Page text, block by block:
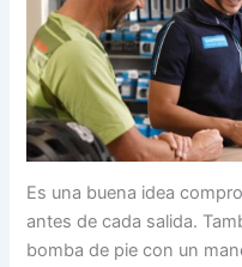
Es una buena idea
antes de cada salida.
bomba de pie con un